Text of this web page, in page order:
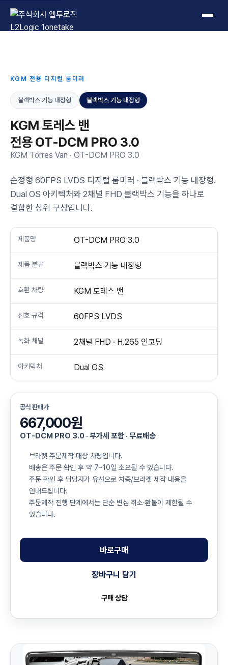
L2Logic 1onetake
KGM 전용 디지털 룸미러
블랙박스 기능 내장형 블랙박스 기능 내장형
KGM 토레스 밴
전용 OT-DCM PRO 3.0
KGM Torres Van · OT-DCM PRO 3.0
순정형 60FPS LVDS 디지털 룸미러 · 블랙박스 기능 내장형.
Dual OS 아키텍처와 2채널 FHD 블랙박스 기능을 하나로
결합한 상위 구성입니다.
제품명 OT-DCM PRO 3.0
제품 분류 블랙박스 기능 내장형
호환 차량 KGM 토레스 밴
신호 규격 60FPS LVDS
녹화 채널 2채널 FHD · H.265 인코딩
아키텍처 Dual OS
공식 판매가
667,000원
OT-DCM PRO 3.0 · 부가세 포함 · 무료배송
브라켓 주문제작 대상 차량입니다.
배송은 주문 확인 후 약 7~10일 소요될 수 있습니다.
주문 확인 후 담당자가 유선으로 차종/브라켓 제작 내용을
안내드립니다.
주문제작 진행 단계에서는 단순 변심 취소·환불이 제한될 수
있습니다.
바로구매
장바구니 담기
구매 상담